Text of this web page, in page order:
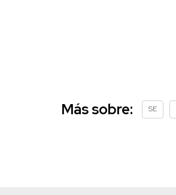
Más sobre: SE